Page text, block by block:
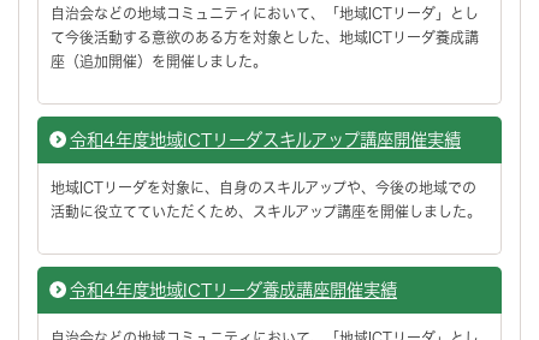
自治会などの地域コミュニティにおいて、「地域ICTリーダ」とし
て今後活動する意欲のある方を対象とした、地域ICTリーダ養成講
座（追加開催）を開催しました。
令和4年度地域ICTリーダスキルアップ講座開催実績
地域ICTリーダを対象に、自身のスキルアップや、今後の地域での
活動に役立てていただくため、スキルアップ講座を開催しました。
令和4年度地域ICTリーダ養成講座開催実績